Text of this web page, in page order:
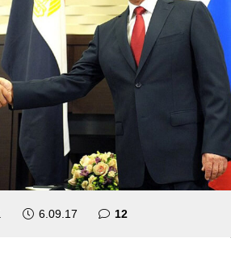
6.09.17 12komentara